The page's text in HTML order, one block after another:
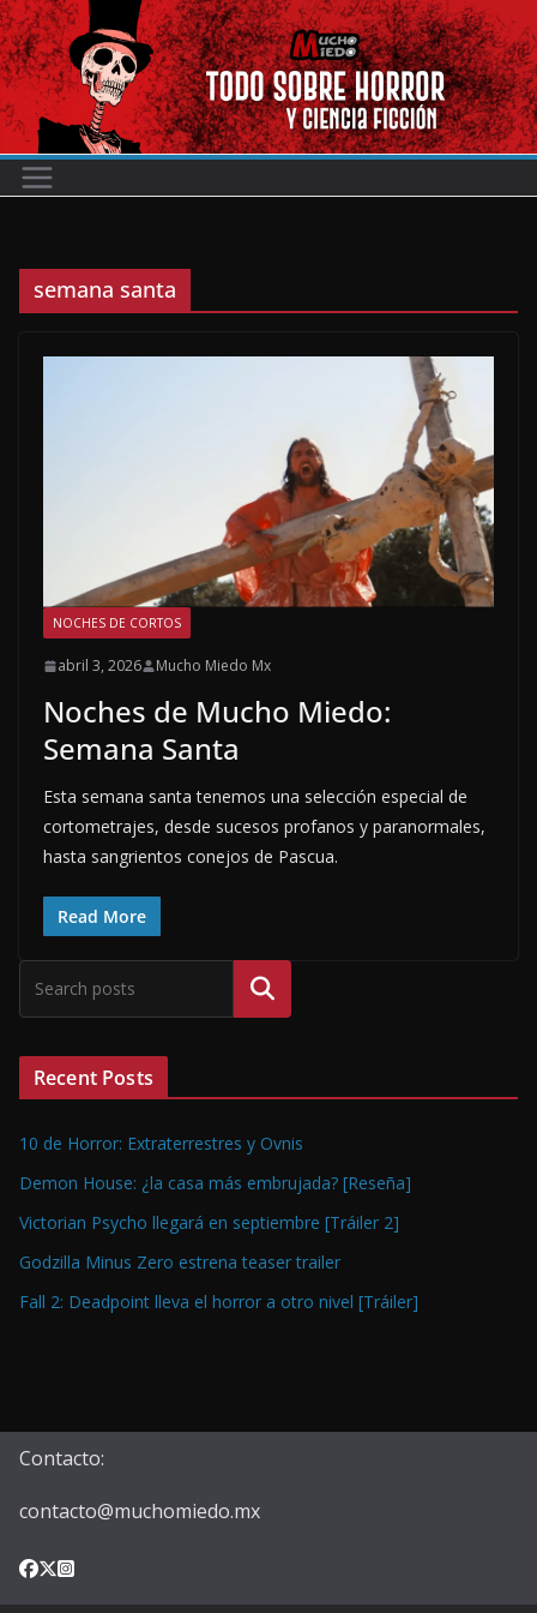
Saltar
al
contenido
semana santa
NOCHES DE CORTOS
abril 3, 2026 Mucho Miedo Mx
Noches de Mucho Miedo:
Semana Santa
Esta semana santa tenemos una selección especial de
cortometrajes, desde sucesos profanos y paranormales,
hasta sangrientos conejos de Pascua.
Read More
Buscar
Recent Posts
10 de Horror: Extraterrestres y Ovnis
Demon House: ¿la casa más embrujada? [Reseña]
Victorian Psycho llegará en septiembre [Tráiler 2]
Godzilla Minus Zero estrena teaser trailer
Fall 2: Deadpoint lleva el horror a otro nivel [Tráiler]
Contacto:
contacto@muchomiedo.mx